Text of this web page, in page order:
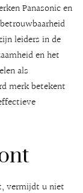
Panasonic en
leiders in de
en het
als
merk betekent
vermijdt u niet